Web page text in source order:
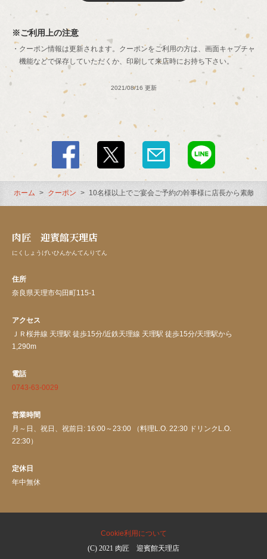
ご利用上の注意
クーポン情報は更新されます。クーポンをご利用の方は、画面キャプチャ
機能などで保存していただくか、印刷して来店時にお持ち下さい。
2021/08/16 更新
ホーム クーポン 10名様以上でご宴会ご予約の幹事様に店長から素敵な
肉匠 迎賓館天理店
にくしょうげいひんかんてんりてん
住所
奈良県天理市勾田町115-1
アクセス
ＪＲ桜井線 天理駅 徒歩15分/近鉄天理線 天理駅 徒歩15分/天理駅から
1,290m
電話
0743-63-0029
営業時間
月～日、祝日、祝前日: 16:00～23:00 （料理L.O. 22:30 ドリンクL.O.
22:30）
定休日
年中無休
Cookie利用について
(C) 2021 肉匠 迎賓館天理店